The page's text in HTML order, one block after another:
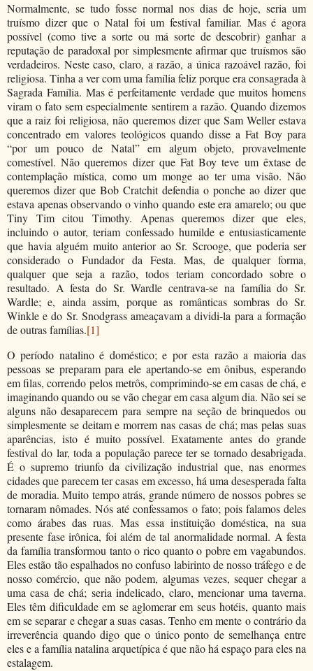
Normalmente, se tudo fosse normal nos dias de hoje, seria um
truísmo dizer que o Natal foi um festival familiar. Mas é agora
possível (como tive a sorte ou má sorte de descobrir) ganhar a
reputação de paradoxal por simplesmente afirmar que truísmos são
verdadeiros. Neste caso, claro, a razão, a única razoável razão, foi
religiosa. Tinha a ver com uma família feliz porque era consagrada à
Sagrada Família. Mas é perfeitamente verdade que muitos homens
viram o fato sem especialmente sentirem a razão. Quando dizemos
que a raiz foi religiosa, não queremos dizer que Sam Weller estava
concentrado em valores teológicos quando disse a Fat Boy para
“por um pouco de Natal” em algum objeto, provavelmente
comestível. Não queremos dizer que Fat Boy teve um êxtase de
contemplação mística, como um monge ao ter uma visão. Não
queremos dizer que Bob Cratchit defendia o ponche ao dizer que
estava apenas observando o vinho quando este era amarelo; ou que
Tiny Tim citou Timothy. Apenas queremos dizer que eles,
incluindo o autor, teriam confessado humilde e entusiasticamente
que havia alguém muito anterior ao Sr. Scrooge, que poderia ser
considerado o Fundador da Festa. Mas, de qualquer forma,
qualquer que seja a razão, todos teriam concordado sobre o
resultado. A festa do Sr. Wardle centrava-se na família do Sr.
Wardle; e, ainda assim, porque as românticas sombras do Sr.
Winkle e do Sr. Snodgrass ameaçavam a dividi-la para a formação
de outras famílias.[1]
O período natalino é doméstico; e por esta razão a maioria das
pessoas se preparam para ele apertando-se em ônibus, esperando
em filas, correndo pelos metrôs, comprimindo-se em casas de chá, e
imaginando quando ou se vão chegar em casa algum dia. Não sei se
alguns não desaparecem para sempre na seção de brinquedos ou
simplesmente se deitam e morrem nas casas de chá; mas pelas suas
aparências, isto é muito possível. Exatamente antes do grande
festival do lar, toda a população parece ter se tornado desabrigada.
É o supremo triunfo da civilização industrial que, nas enormes
cidades que parecem ter casas em excesso, há uma desesperada falta
de moradia. Muito tempo atrás, grande número de nossos pobres se
tornaram nômades. Nós até confessamos o fato; pois falamos deles
como árabes das ruas. Mas essa instituição doméstica, na sua
presente fase irônica, foi além de tal anormalidade normal. A festa
da família transformou tanto o rico quanto o pobre em vagabundos.
Eles estão tão espalhados no confuso labirinto de nosso tráfego e de
nosso comércio, que não podem, algumas vezes, sequer chegar a
uma casa de chá; seria indelicado, claro, mencionar uma taverna.
Eles têm dificuldade em se aglomerar em seus hotéis, quanto mais
em se separar e chegar a suas casas. Tenho em mente o contrário da
irreverência quando digo que o único ponto de semelhança entre
eles e a família natalina arquetípica é que não há espaço para eles na
estalagem.